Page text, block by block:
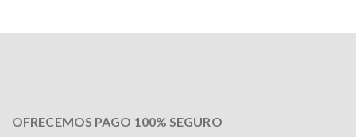
OFRECEMOS PAGO 100% SEGURO